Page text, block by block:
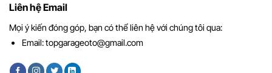
Liên hệ Email
Mọi ý kiến đóng góp, bạn có thể liên hệ với chúng tôi qua:
Email:topgarageoto@gmail.com